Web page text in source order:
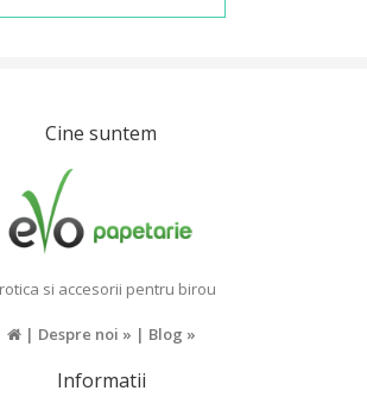
Cine suntem
si accesorii pentru birou
| Despre noi » | Blog »
Informatii